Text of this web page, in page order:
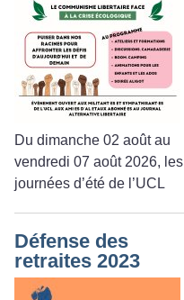
Du dimanche 02 août au
vendredi 07 août 2026, les
journées d’été de l’UCL
Défense des
retraites 2023